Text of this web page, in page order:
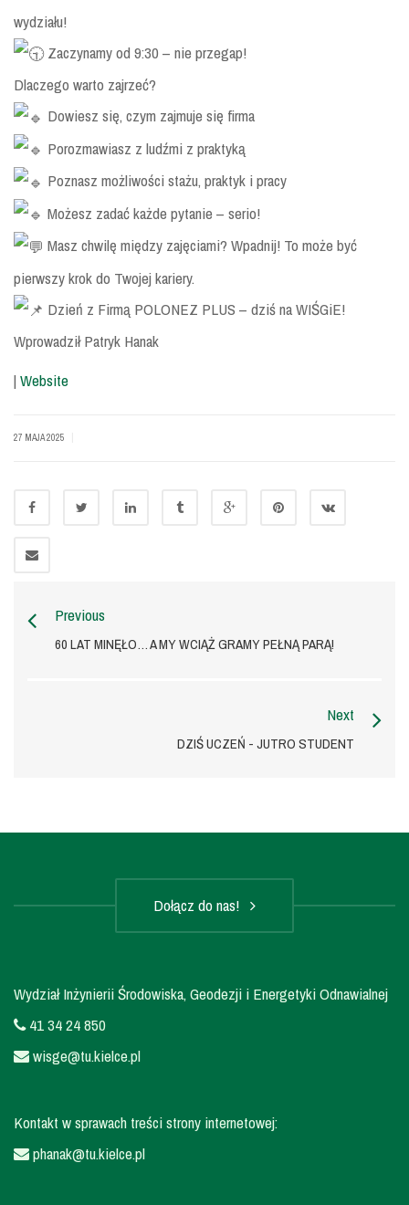
wydziału!
Zaczynamy od 9:30 – nie przegap!
Dlaczego warto zajrzeć?
Dowiesz się, czym zajmuje się firma
Porozmawiasz z ludźmi z praktyką
Poznasz możliwości stażu, praktyk i pracy
Możesz zadać każde pytanie – serio!
Masz chwilę między zajęciami? Wpadnij! To może być
pierwszy krok do Twojej kariery.
Dzień z Firmą POLONEZ PLUS – dziś na WIŚGiE!
Wprowadził Patryk Hanak
| Website
27 MAJA 2025
Previous
60 LAT MINĘŁO… A MY WCIĄŻ GRAMY PEŁNĄ PARĄ!
Next
DZIŚ UCZEŃ - JUTRO STUDENT
Dołącz do nas!
Wydział Inżynierii Środowiska, Geodezji i Energetyki Odnawialnej
41 34 24 850
wisge@tu.kielce.pl
Kontakt w sprawach treści strony internetowej:
phanak@tu.kielce.pl